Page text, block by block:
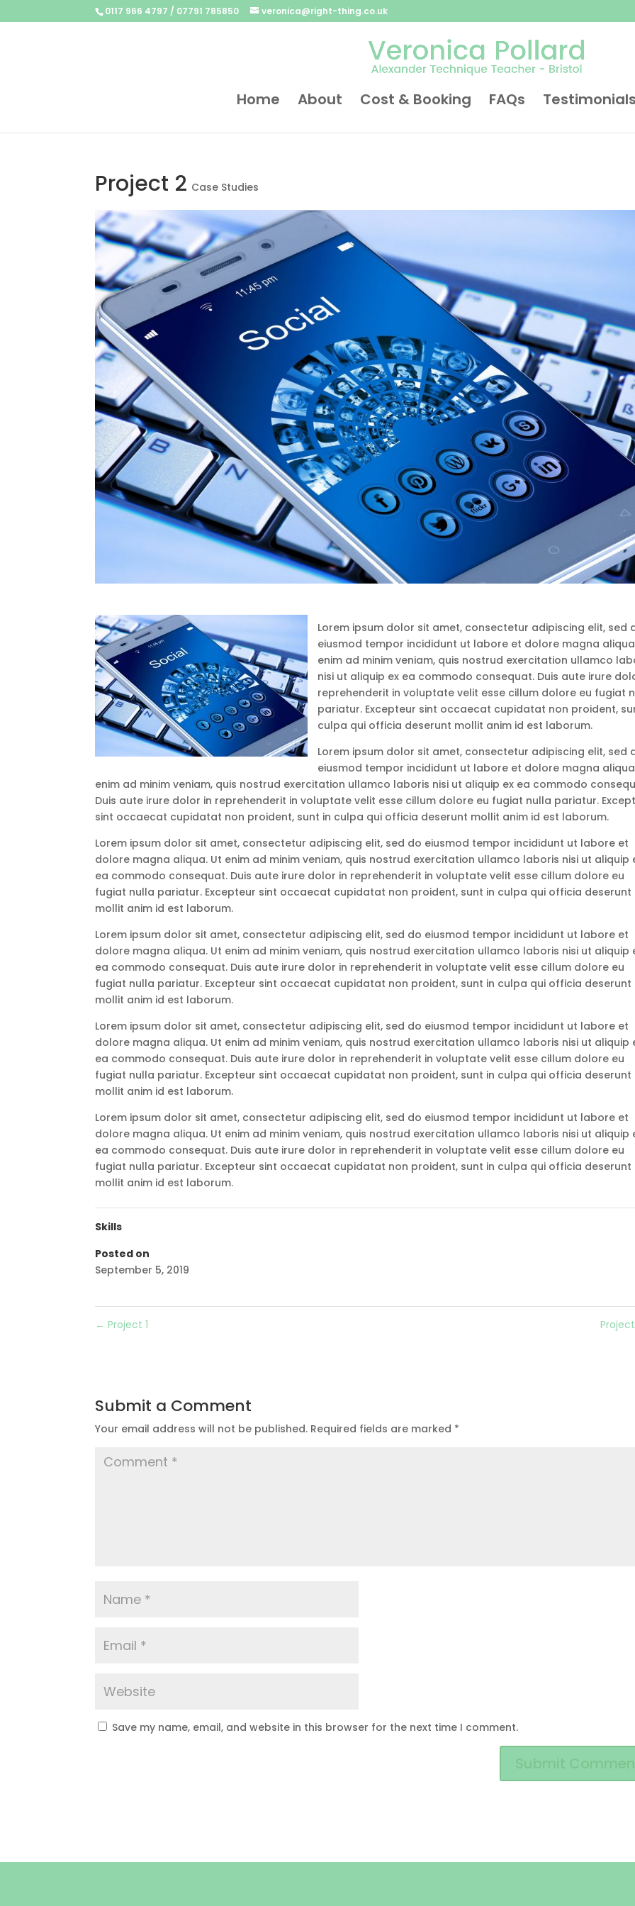
0117 966 4797 / 07791 785850 veronica@right-thing.co.uk
Home About Cost & Booking FAQs Testimonials
Project 2 Case Studies
Lorem ipsum dolor sit amet, consectetur adipiscing elit, sed
eiusmod tempor incididunt ut labore et dolore magna
enim ad minim veniam, quis nostrud exercitation ullamco
nisi ut aliquip ex ea commodo consequat. Duis aute irure
reprehenderit in voluptate velit esse cillum dolore eu fugiat
pariatur. Excepteur sint occaecat cupidatat non proident,
culpa qui officia deserunt mollit anim id est laborum.
Lorem ipsum dolor sit amet, consectetur adipiscing elit, sed
eiusmod tempor incididunt ut labore et dolore magna
enim ad minim veniam, quis nostrud exercitation ullamco laboris nisi ut aliquip ex ea commodo
Duis aute irure dolor in reprehenderit in voluptate velit esse cillum dolore eu fugiat nulla pariatur.
sint occaecat cupidatat non proident, sunt in culpa qui officia deserunt mollit anim id est laborum.
Lorem ipsum dolor sit amet, consectetur adipiscing elit, sed do eiusmod tempor incididunt ut labore et
dolore magna aliqua. Ut enim ad minim veniam, quis nostrud exercitation ullamco laboris nisi ut aliquip
ea commodo consequat. Duis aute irure dolor in reprehenderit in voluptate velit esse cillum dolore eu
fugiat nulla pariatur. Excepteur sint occaecat cupidatat non proident, sunt in culpa qui officia deserunt
mollit anim id est laborum.
Lorem ipsum dolor sit amet, consectetur adipiscing elit, sed do eiusmod tempor incididunt ut labore et
dolore magna aliqua. Ut enim ad minim veniam, quis nostrud exercitation ullamco laboris nisi ut aliquip
ea commodo consequat. Duis aute irure dolor in reprehenderit in voluptate velit esse cillum dolore eu
fugiat nulla pariatur. Excepteur sint occaecat cupidatat non proident, sunt in culpa qui officia deserunt
mollit anim id est laborum.
Lorem ipsum dolor sit amet, consectetur adipiscing elit, sed do eiusmod tempor incididunt ut labore et
dolore magna aliqua. Ut enim ad minim veniam, quis nostrud exercitation ullamco laboris nisi ut aliquip
ea commodo consequat. Duis aute irure dolor in reprehenderit in voluptate velit esse cillum dolore eu
fugiat nulla pariatur. Excepteur sint occaecat cupidatat non proident, sunt in culpa qui officia deserunt
mollit anim id est laborum.
Lorem ipsum dolor sit amet, consectetur adipiscing elit, sed do eiusmod tempor incididunt ut labore et
dolore magna aliqua. Ut enim ad minim veniam, quis nostrud exercitation ullamco laboris nisi ut aliquip
ea commodo consequat. Duis aute irure dolor in reprehenderit in voluptate velit esse cillum dolore eu
fugiat nulla pariatur. Excepteur sint occaecat cupidatat non proident, sunt in culpa qui officia deserunt
mollit anim id est laborum.
Skills
Posted on
September 5, 2019
← Project 1
Submit a Comment
Your email address will not be published. Required fields are marked *
Save my name, email, and website in this browser for the next time I comment.